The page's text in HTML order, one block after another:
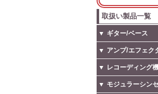
取扱い製品一覧
▼ ギター/ベース
▼ アンプ/エフェク
▼ レコーディング
▼ モジュラーシンセ